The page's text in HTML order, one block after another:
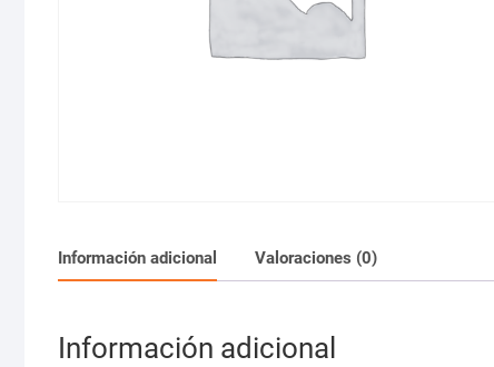
Información adicional Valoraciones (0)
Información adicional